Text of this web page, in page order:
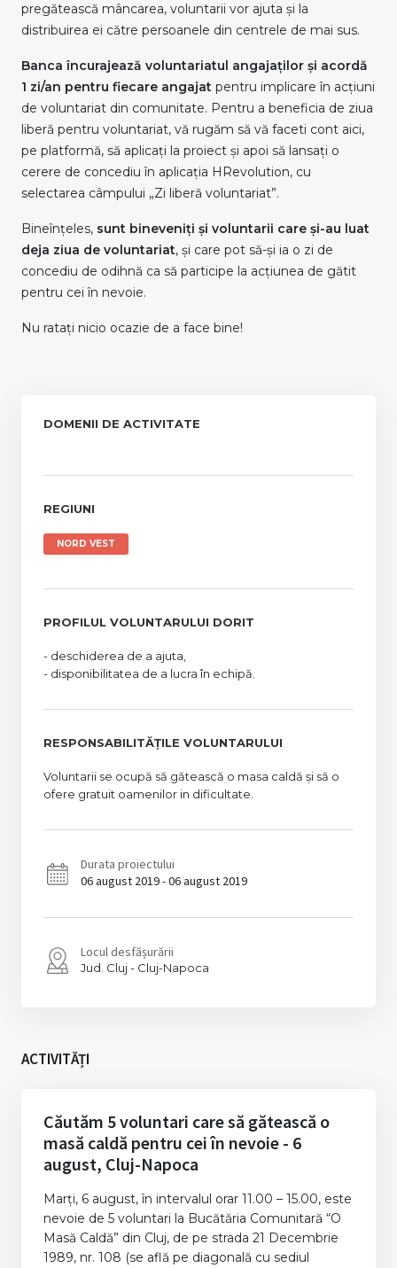
pregătească mâncarea, voluntarii vor ajuta și la
distribuirea ei către persoanele din centrele de mai sus.
Banca încurajează voluntariatul angajaților și acordă
1 zi/an pentru fiecare angajat pentru implicare în acțiuni
de voluntariat din comunitate. Pentru a beneficia de ziua
liberă pentru voluntariat, vă rugăm să vă faceti cont aici,
pe platformă, să aplicați la proiect și apoi să lansați o
cerere de concediu în aplicația HRevolution, cu
selectarea câmpului „Zi liberă voluntariat”.
Bineînțeles, sunt bineveniți și voluntarii care și-au luat
deja ziua de voluntariat, și care pot să-și ia o zi de
concediu de odihnă ca să participe la acțiunea de gătit
pentru cei în nevoie.
Nu ratați nicio ocazie de a face bine!
DOMENII DE ACTIVITATE
REGIUNI
NORD VEST
PROFILUL VOLUNTARULUI DORIT
- deschiderea de a ajuta,
- disponibilitatea de a lucra în echipă.
RESPONSABILITĂȚILE VOLUNTARULUI
Voluntarii se ocupă să gătească o masa caldă și să o
ofere gratuit oamenilor in dificultate.
Durata proiectului
06 august 2019 - 06 august 2019
Locul desfășurării
Cluj Cluj-Napoca
ACTIVITĂȚI
Căutăm 5 voluntari care să gătească o
masă caldă pentru cei în nevoie - 6
august, Cluj-Napoca
Marți, 6 august, în intervalul orar 11.00 – 15.00, este
nevoie de 5 voluntari la Bucătăria Comunitară “O
Masă Caldă” din Cluj, de pe strada 21 Decembrie
1989, nr. 108 (se află pe diagonală cu sediul